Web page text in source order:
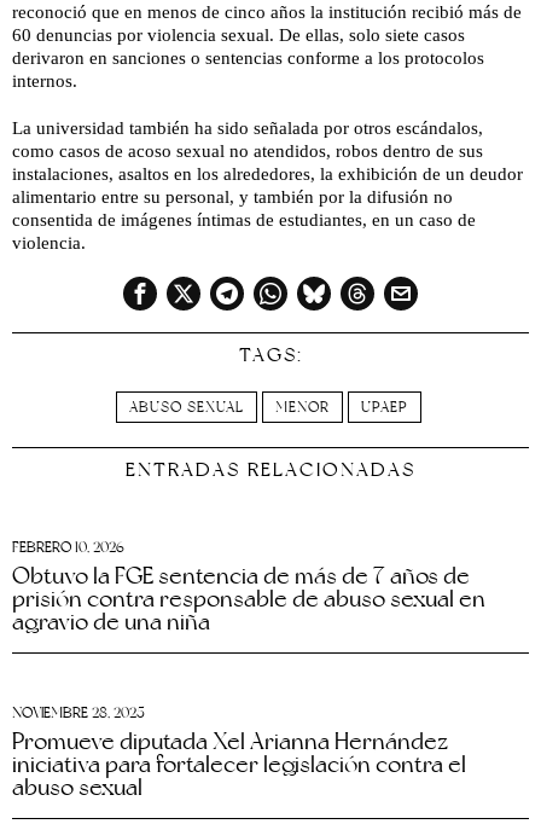
reconoció que en menos de cinco años la institución recibió más de
60 denuncias por violencia sexual. De ellas, solo siete casos
derivaron en sanciones o sentencias conforme a los protocolos
internos.
La universidad también ha sido señalada por otros escándalos,
como casos de acoso sexual no atendidos, robos dentro de sus
instalaciones, asaltos en los alrededores, la exhibición de un deudor
alimentario entre su personal, y también por la difusión no
consentida de imágenes íntimas de estudiantes, en un caso de
violencia.
TAGS:
ABUSO SEXUAL MENOR UPAEP
ENTRADAS RELACIONADAS
FEBRERO 10, 2026
Obtuvo la FGE sentencia de más de 7 años de
prisión contra responsable de abuso sexual en
agravio de una niña
NOVIEMBRE 28, 2025
Promueve diputada Xel Arianna Hernández
iniciativa para fortalecer legislación contra el
abuso sexual